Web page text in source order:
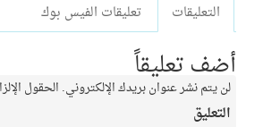
التعليقات تعليقات الفيس بوك
أضف تعليقاً
لن يتم نشر عنوان بريدك الإلكتروني. الحقول
التعليق